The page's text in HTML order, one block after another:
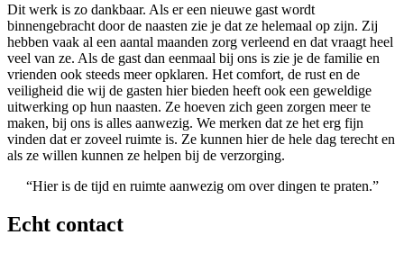
Dit werk is zo dankbaar. Als er een nieuwe gast wordt
binnengebracht door de naasten zie je dat ze helemaal op zijn. Zij
hebben vaak al een aantal maanden zorg verleend en dat vraagt heel
veel van ze. Als de gast dan eenmaal bij ons is zie je de familie en
vrienden ook steeds meer opklaren. Het comfort, de rust en de
veiligheid die wij de gasten hier bieden heeft ook een geweldige
uitwerking op hun naasten. Ze hoeven zich geen zorgen meer te
maken, bij ons is alles aanwezig. We merken dat ze het erg fijn
vinden dat er zoveel ruimte is. Ze kunnen hier de hele dag terecht en
als ze willen kunnen ze helpen bij de verzorging.
“Hier is de tijd en ruimte aanwezig om over dingen te praten.”
Echt contact